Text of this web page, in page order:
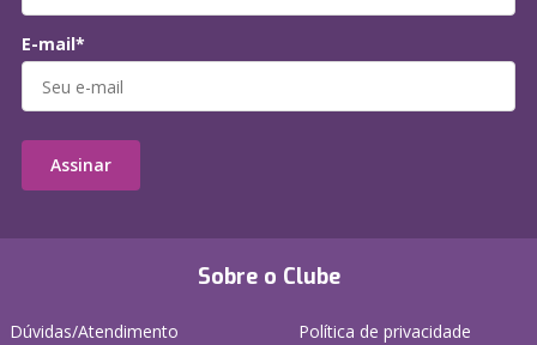
Sobre o Clube
Dúvidas/Atendimento
Política de privacidade
E-mail*
Assinar